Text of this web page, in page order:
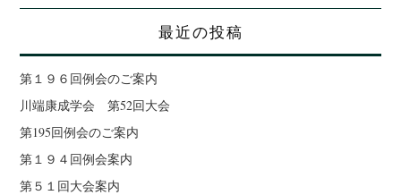
最近の投稿
第１９６回例会のご案内
川端康成学会 第52回大会
第195回例会のご案内
第１９４回例会案内
第５１回大会案内